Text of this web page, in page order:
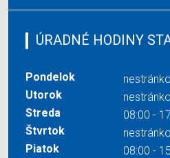
ÚRADNÉ HODINY
Pondelok
Utorok
Streda
08:00 -
Štvrtok
Piatok
08:00 -